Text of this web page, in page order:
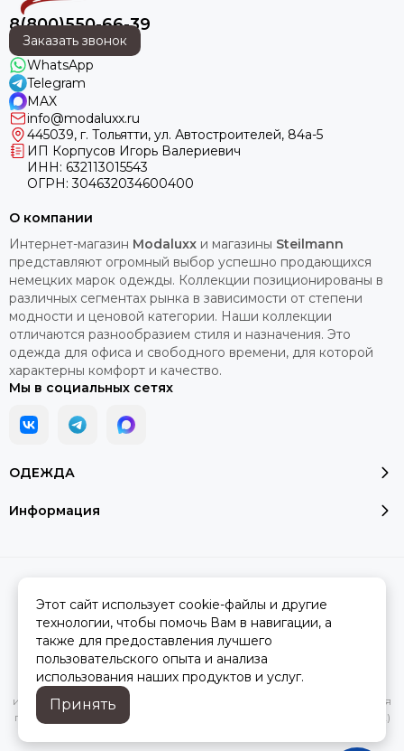
8(800)550-66-39
Заказать звонок
WhatsApp
Telegram
MAX
info@modaluxx.ru
445039, г. Тольятти, ул. Автостроителей, 84а-5
ИП Корпусов Игорь Валериевич
ИНН: 632113015543
ОГРН: 304632034600400
ОДЕЖДА
Информация
О компании
Интернет-магазин Modaluxx и магазины Steilmann
представляют огромный выбор успешно продающихся
немецких марок одежды. Коллекции позиционированы в
различных сегментах рынка в зависимости от степени
модности и ценовой категории. Наши коллекции
отличаются разнообразием стиля и назначения. Это
одежда для офиса и свободного времени, для которой
характерны комфорт и качество.
Мы в социальных сетях
Сделано вMOSK.STUDIOдля платформы InSales
характеристик, стоимости товаров и услуг, носит
информационный характер и ни при каких условиях не является
публичной офертой, определяемой положениями Статьи 437(2)
Этот сайт использует cookie-файлы и другие
технологии, чтобы помочь Вам в навигации, а
также для предоставления лучшего
пользовательского опыта и анализа
использования наших продуктов и услуг.
Принять